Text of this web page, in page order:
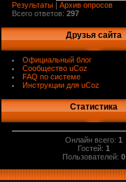
Результаты | Архив опросов
Всего ответов: 297
Друзья сайта
Официальный блог
Сообщество uCoz
FAQ по системе
Инструкции для uCoz
Статистика
Онлайн всего:1
Гостей:1
Пользователей:0